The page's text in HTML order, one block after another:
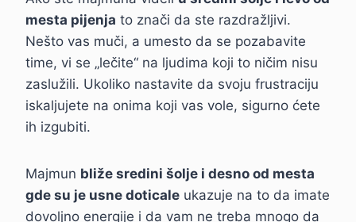
mesta pijenja to znači da ste razdražljivi.
Nešto vas muči, a umesto da se pozabavite
time, vi se „lečite“ na ljudima koji to ničim nisu
zaslužili. Ukoliko nastavite da svoju frustraciju
iskaljujete na onima koji vas vole, sigurno ćete
ih izgubiti.
Majmun bliže sredini šolje i desno od mesta
gde su je usne doticale ukazuje na to da imate
dovoljno energije i da vam ne treba mnogo da